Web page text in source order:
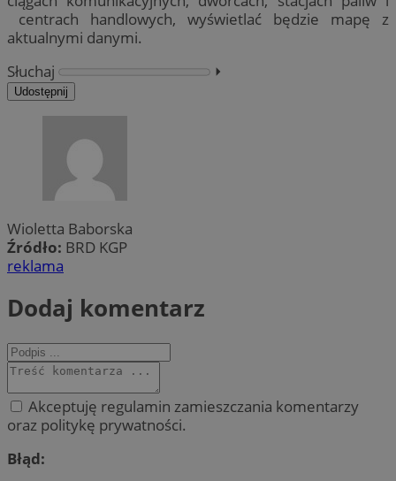
centrach handlowych, wyświetlać będzie mapę z
aktualnymi danymi.
Słuchaj
⏵︎
Udostępnij
Wioletta Baborska
Źródło: BRD KGP
reklama
Dodaj komentarz
Akceptuję regulamin zamieszczania komentarzy
oraz politykę prywatności.
Błąd: